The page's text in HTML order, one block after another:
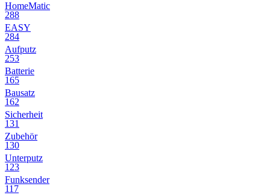
HomeMatic
288
EASY
284
Aufputz
253
Batterie
165
Bausatz
162
Sicherheit
131
Zubehör
130
Unterputz
123
Funksender
117